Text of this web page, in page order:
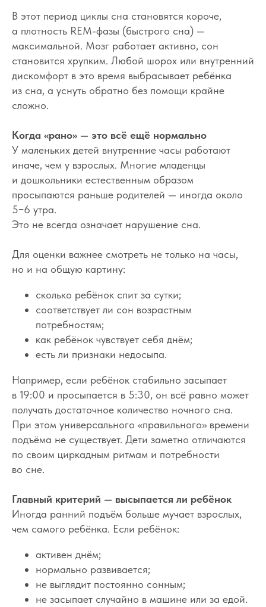
В этот период циклы сна становятся короче,
а плотность REM-фазы (быстрого сна) —
максимальной. Мозг работает активно, сон
становится хрупким. Любой шорох или внутренний
дискомфорт в это время выбрасывает ребёнка
из сна, а уснуть обратно без помощи крайне
сложно.
Когда «рано» — это всё ещё нормально
У маленьких детей внутренние часы работают
иначе, чем у взрослых. Многие младенцы
и дошкольники естественным образом
просыпаются раньше родителей — иногда около
5−6 утра.
Это не всегда означает нарушение сна.
Для оценки важнее смотреть не только на часы,
но и на общую картину:
сколько ребёнок спит за сутки;
соответствует ли сон возрастным
потребностям;
как ребёнок чувствует себя днём;
есть ли признаки недосыпа.
Например, если ребёнок стабильно засыпает
в 19:00 и просыпается в 5:30, он всё равно может
получать достаточное количество ночного сна.
При этом универсального «правильного» времени
подъёма не существует. Дети заметно отличаются
по своим циркадным ритмам и потребности
во сне.
Главный критерий — высыпается ли ребёнок
Иногда ранний подъём больше мучает взрослых,
чем самого ребёнка. Если ребёнок:
активен днём;
нормально развивается;
не выглядит постоянно сонным;
не засыпает случайно в машине или за едой.